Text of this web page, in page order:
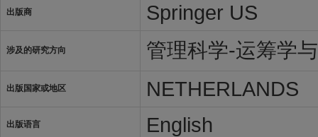
出版商 Springer US
涉及的研究方向 管理科学-运筹学
出版国家或地区 NETHERLANDS
出版语言 English